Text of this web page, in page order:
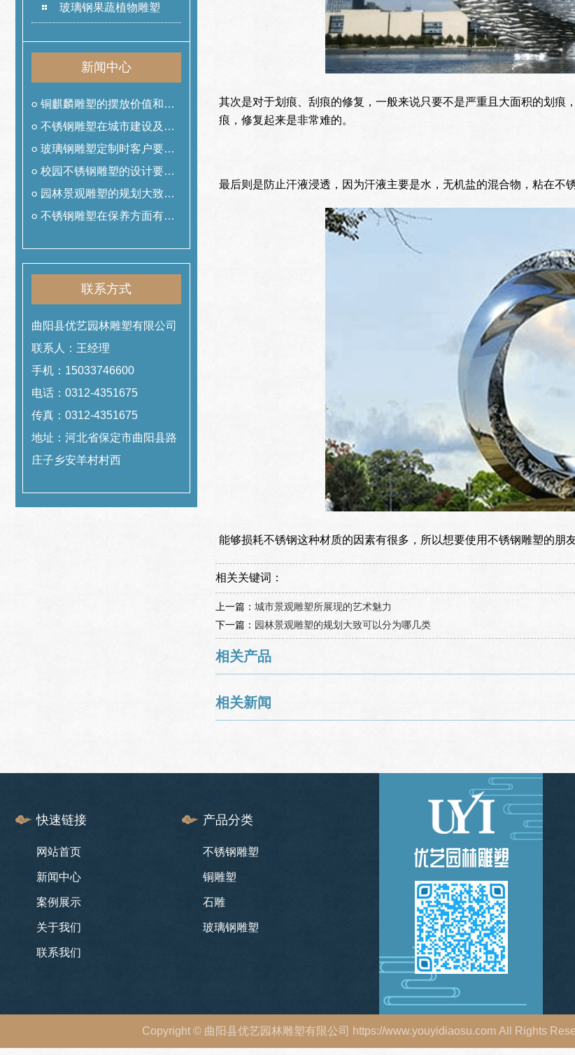
玻璃钢果蔬植物雕塑
新闻中心
铜麒麟雕塑的摆放价值和作
用
不锈钢雕塑在城市建设及美
化中的作用
玻璃钢雕塑定制时客户要提
前准备什么工作
校园不锈钢雕塑的设计要遵
从哪些理念
园林景观雕塑的规划大致可
以分为哪几类
不锈钢雕塑在保养方面有哪
联系方式
曲阳县优艺园林雕塑有限公司
联系人：王经理
手机：15033746600
电话：0312-4351675
传真：0312-4351675
地址：河北省保定市曲阳县路
庄子乡安羊村村西
其次是对于划痕、刮痕的修复，一般来说只要不是严重且大面积的划痕
痕，修复起来是非常难的。
最后则是防止汗液浸透，因为汗液主要是水，无机盐的混合物，粘在不
能够损耗不锈钢这种材质的因素有很多，所以想要使用不锈钢雕塑的朋
相关关键词：
上一篇： 城市景观雕塑所展现的艺术魅力
下一篇： 园林景观雕塑的规划大致可以分为哪几类
相关产品
相关新闻
快速链接
网站首页
新闻中心
案例展示
关于我们
联系我们
产品分类
不锈钢雕塑
铜雕塑
石雕
玻璃钢雕塑
Copyright ©曲阳县优艺园林雕塑有限公司 https://www.youyidiaosu.comAll Rights